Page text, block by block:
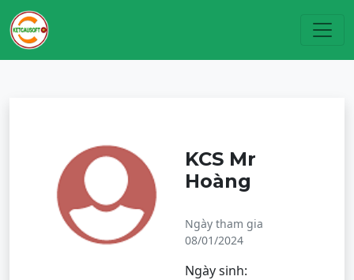
KCS Mr
Hoàng
Ngày tham gia
08/01/2024
Ngày sinh: